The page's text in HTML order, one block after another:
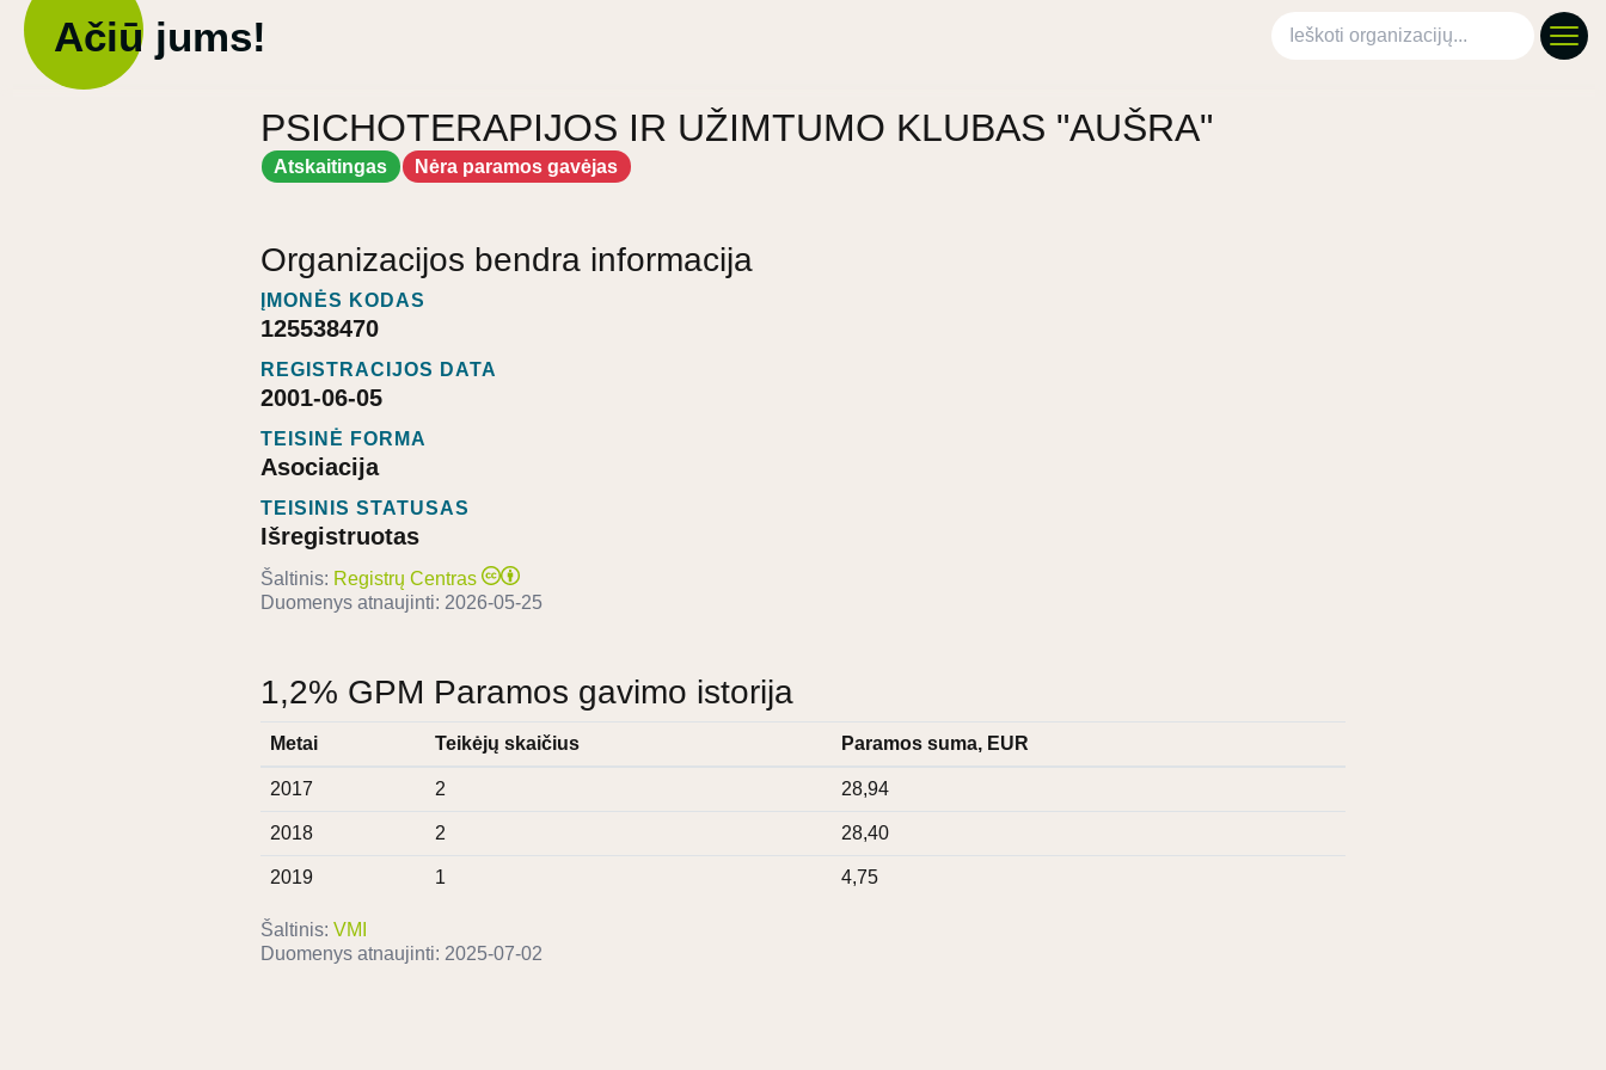
Ačiū jums! Ieškoti organizacijų
PSICHOTERAPIJOS IR UŽIMTUMO KLUBAS "AUŠRA"
Atskaitingas Nėra paramos gavėjas
Organizacijos bendra informacija
ĮMONĖS KODAS
125538470
REGISTRACIJOS DATA
2001-06-05
TEISINĖ FORMA
Asociacija
TEISINIS STATUSAS
Išregistruotas
Šaltinis: Registrų Centras
Duomenys atnaujinti: 2026-05-25
1,2% GPM Paramos gavimo istorija
Metai Teikėjų skaičius Paramos suma, EUR
2017 2 28,94
2018 2 28,40
2019 1 4,75
Šaltinis: VMI
Duomenys atnaujinti: 2025-07-02